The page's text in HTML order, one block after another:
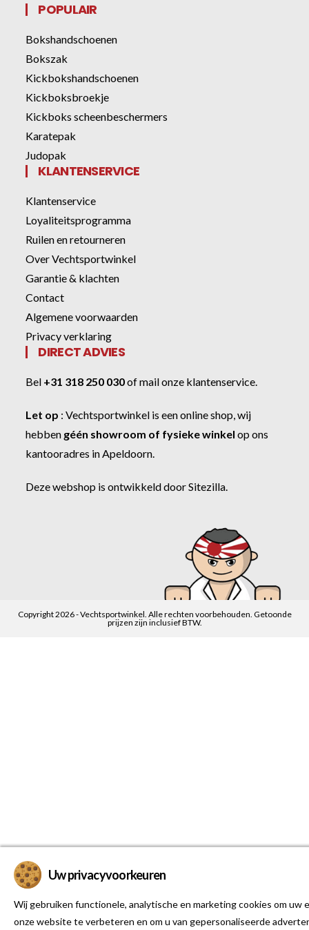
POPULAIR
Bokshandschoenen
Bokszak
Kickbokshandschoenen
Kickboksbroekje
Kickboks scheenbeschermers
Karatepak
Judopak
KLANTENSERVICE
Klantenservice
Loyaliteitsprogramma
Ruilen en retourneren
Over Vechtsportwinkel
Garantie & klachten
Contact
Algemene voorwaarden
Privacy verklaring
DIRECT ADVIES
Bel +31 318 250 030ofmail onze klantenservice.
Let op :Vechtsportwinkel is een online shop, wij
hebben géén showroom of fysieke winkel op ons
kantooradres in Apeldoorn.
Deze webshop is ontwikkeld doorSitezilla.
Copyright 2026 - Vechtsportwinkel. Alle rechten voorbehouden. Getoonde
prijzen zijn inclusief BTW.
Uw privacyvoorkeuren
Wij gebruiken functionele, analytische en marketing cookies om uw
onze website te verbeteren en om u van gepersonaliseerde